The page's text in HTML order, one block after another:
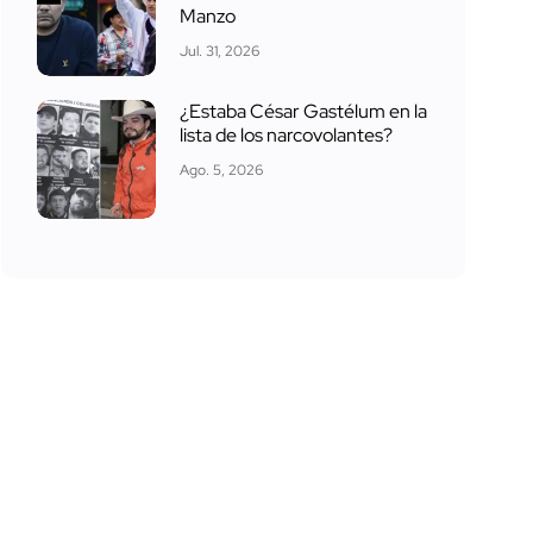
Manzo
Jul. 31, 2026
¿Estaba César Gastélum en la
lista de los narcovolantes?
Ago. 5, 2026